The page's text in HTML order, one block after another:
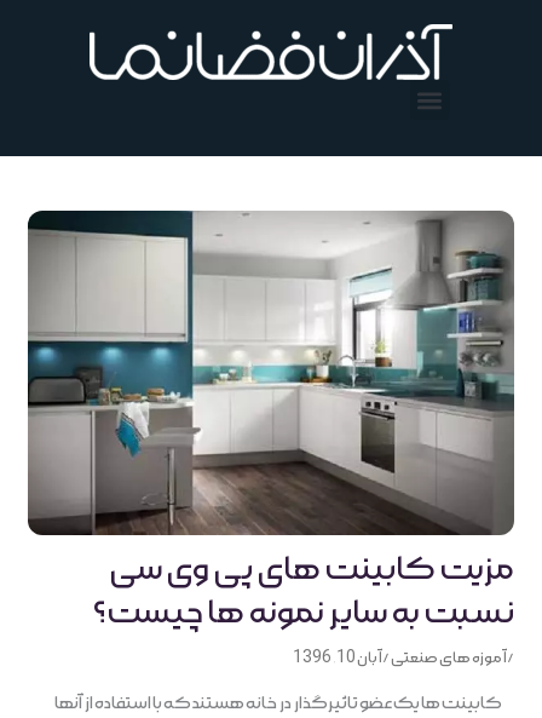
مزیت کابینت های پی وی سی
نسبت به سایر نمونه ها چیست؟
/آموزه های صنعتی/آبان 10, 1396
کابینت ها یک عضو تاثیرگذار در خانه هستند که با استفاده از آنها